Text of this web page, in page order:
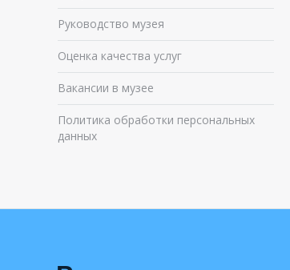
Руководство музея
Оценка качества услуг
Вакансии в музее
Политика обработки персональных
данных